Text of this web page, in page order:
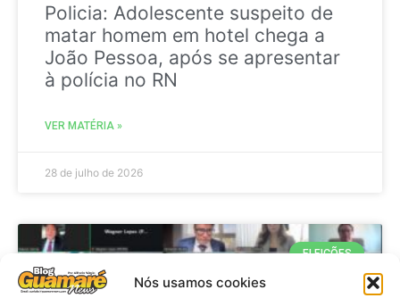
Nós usamos cookies
Policia: Adolescente suspeito de
matar homem em hotel chega a
João Pessoa, após se apresentar
à polícia no RN
VER MATÉRIA »
28 de julho de 2026
ELEIÇÕES